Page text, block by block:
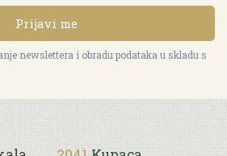
Prijavi me
newslettera i obradu podataka u skladu s